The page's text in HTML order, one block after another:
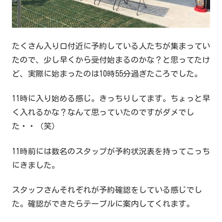
たくさん入り口付近に予約している人たちが集まってい
たので、少し早くから受付始まるのかな？と思ってたけ
ど、実際に始まったのは10時55分過ぎたころでした。
11時に入り始める感じ。きっちりしてます。ちょっと早
く入れるかな？なんて思っていたのですがダメでし
た・・（笑）
11時前には数名のスタップが予約状況表を持ってこっち
にきました。
スタッフさんそれぞれが予約確認をしている感じでし
た。確認ができたらテーブルに案内してくれます。